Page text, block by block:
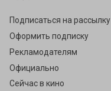
Подписаться на рассылку
Оформить подписку
Рекламодателям
Официально
Сейчас в кино